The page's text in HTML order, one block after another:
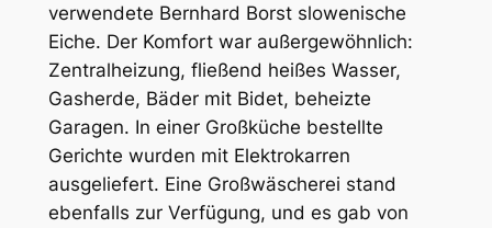
verwendete Bernhard Borst slowenische
Eiche. Der Komfort war außergewöhnlich:
Zentralheizung, fließend heißes Wasser,
Gasherde, Bäder mit Bidet, beheizte
Garagen. In einer Großküche bestellte
Gerichte wurden mit Elektrokarren
ausgeliefert. Eine Großwäscherei stand
ebenfalls zur Verfügung, und es gab von